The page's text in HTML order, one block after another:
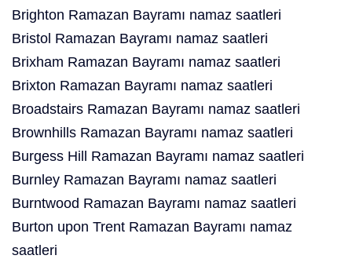
Brighton Ramazan Bayramı namaz saatleri
Bristol Ramazan Bayramı namaz saatleri
Brixham Ramazan Bayramı namaz saatleri
Brixton Ramazan Bayramı namaz saatleri
Broadstairs Ramazan Bayramı namaz saatleri
Brownhills Ramazan Bayramı namaz saatleri
Burgess Hill Ramazan Bayramı namaz saatleri
Burnley Ramazan Bayramı namaz saatleri
Burntwood Ramazan Bayramı namaz saatleri
Burton upon Trent Ramazan Bayramı namaz
saatleri